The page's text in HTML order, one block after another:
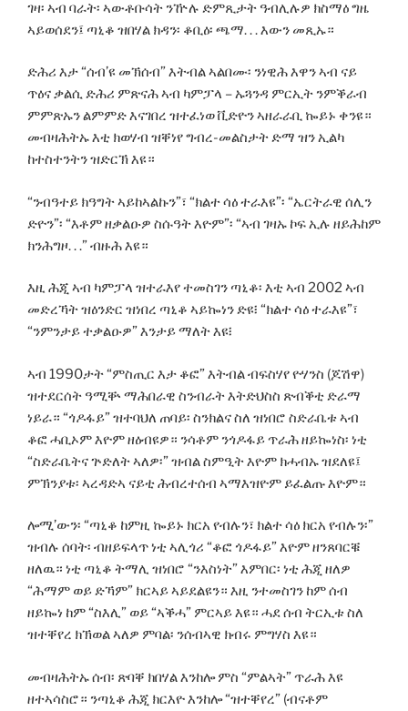
ገዛ፡ ኣብ ባራት፡ ኣውቶቡሳት ንዅሉ ድምጺታት ዓብሊሉዎ ክስማዕ ግዜ
ኣይወሰደን፤ ጣኒቆ ዝበሃል ክዳን፡ ቆቢዕ፡ ጫማ. . . እውን መጺኡ።
ድሕሪ እታ “ሰብ’ዩ መኽሰብ” እትብል ኣልበሙ፡ ንነዊሕ እዋን ኣብ ናይ
ጥዕና ቃልሲ ድሕሪ ምጽናሕ ኣብ ካምፓላ – ኡጓንዳ ምርኢት ንምቕራብ
ምምጽኡን ልምምድ እናገበረ ዝተፈነወ ቪድዮን ኣዘራራቢ ኰይኑ ቀንዩ።
መብዛሕትኡ እቲ ክወሃብ ዝቐነየ ግብረ-መልስታት ድማ ዝን ኢልካ
ከተስተንትን ዝድርኽ እዩ።
“ንብዓተይ ክዓግት ኣይከኣልኩን”፣ “ክልተ ሳዕ ተራእዩ”፡ “ኤርትራዊ ሰሊን
ድዮን”፡ “እቶም ዘቃልዑዎ ስሱዓት እዮም”፡ “ኣብ ገዛኡ ኮፍ ኢሉ ዘይሕከም
ክንሕግዞ. . .” ብዙሕ እዩ።
እዚ ሕጂ ኣብ ካምፓላ ዝተራእየ ተመስገን ጣኒቆ፡ እቲ ኣብ 2002 ኣብ
መድረኻት ዝዕንድር ዝነበረ ጣኒቆ ኣይኰነን ድዩ፧ “ክልተ ሳዕ ተራእዩ”፣
“ንምንታይ ተቃልዑዎ” እንታይ ማለት እዩ፧
ኣብ 1990ታት “ምስጢር እታ ቆፎ” እትብል ብፍስሃየ ዮሃንስ (ጆሽዋ)
ዝተደርሰት ዓሚቝ ማሕበራዊ ስንብራት እትድህስስ ጽብቕቲ ድራማ
ነይራ። “ጎዶፋይ” ዝተባህለ ጠባይ፡ ስንክልና ስለ ዝነበሮ ስድራቤቱ ኣብ
ቆፎ ሓቢኦም እዮም ዘዕብዩዎ። ንሳቶም ንጎዶፋይ ጥራሕ ዘይኰነስ፡ ነቲ
“ስድራቤትና ጕድለት ኣለዎ፡” ዝብል ስምዒት እዮም ክሓብኡ ዝደለዩ፤
ምኽንያቱ፡ ኣረዳድኣ ናይቲ ሕብረተሰብ ኣማእዝዮም ይፈልጡ እዮም።
ሎሚ’ውን፡ “ጣኒቆ ከምዚ ኰይኑ ክርአ የብሉን፣ ክልተ ሳዕ ክርአ የብሉን፡”
ዝብሉ ሰባት፡ ብዘይፍላጥ ነቲ ኣሊጎሪ “ቆፎ ጎዶፋይ” እዮም ዘንጸባርቑ
ዘለዉ። ነቲ ጣኒቆ ትማሊ ዝነበሮ “ንእስነት” እምበር፡ ነቲ ሕጂ ዘለዎ
“ሕማም ወይ ድኻም” ክርኣይ ኣይደልዩን። እዚ ንተመስገን ከም ሰብ
ዘይኰነ ከም “ስእሊ” ወይ “ኣቕሓ” ምርኣይ እዩ። ሓደ ሰብ ትርኢቱ ስለ
ዝተቐየረ ክኽወል ኣለዎ ምባል፡ ንሰብኣዊ ክብሩ ምግሃስ እዩ።
መብዛሕትኡ ሰብ፡ ጽባቐ ክበሃል እንከሎ ምስ “ምልኣት” ጥራሕ እዩ
ዘተኣሳስሮ። ንጣኒቆ ሕጂ ክርእዮ እንከሎ “ዝተቐየረ” (ብናቶም